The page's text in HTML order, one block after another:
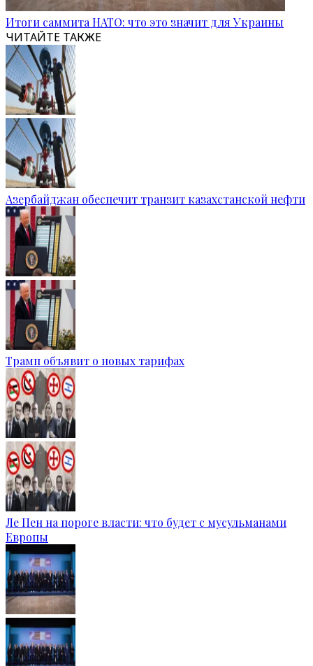
Итоги саммита НАТО: что это значит для Украины
ЧИТАЙТЕ ТАКЖЕ
Азербайджан обеспечит транзит казахстанской нефти
Трамп объявит о новых тарифах
Ле Пен на пороге власти: что будет с мусульманами
Европы